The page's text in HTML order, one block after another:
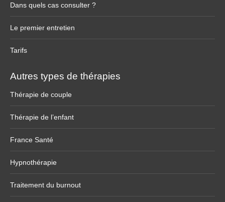
Dans quels cas consulter ?
Le premier entretien
Tarifs
Autres types de thérapies
Thérapie de couple
Thérapie de l’enfant
France Santé
Hypnothérapie
Traitement du burnout